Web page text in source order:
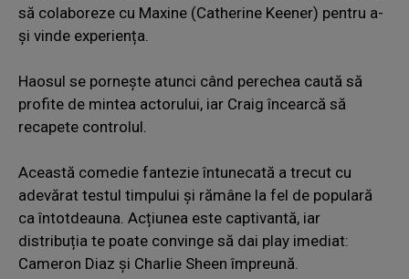
să colaboreze cu Maxine (Catherine Keener) pentru a-
și vinde experiența.
Haosul se pornește atunci când perechea caută să
profite de mintea actorului, iar Craig încearcă să
recapete controlul.
Această comedie fantezie întunecată a trecut cu
adevărat testul timpului și rămâne la fel de populară
ca întotdeauna. Acțiunea este captivantă, iar
distribuția te poate convinge să dai play imediat:
Cameron Diaz și Charlie Sheen împreună.